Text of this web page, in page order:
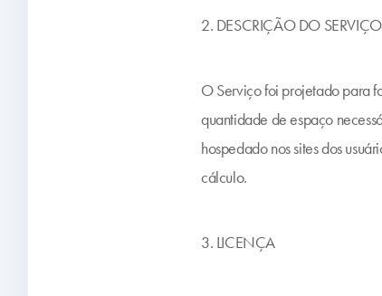
2. DESCRIÇÃO DO SERVIÇO
O Serviço foi projetado para
quantidade de espaço
hospedado nos sites dos
cálculo.
3. LICENÇA